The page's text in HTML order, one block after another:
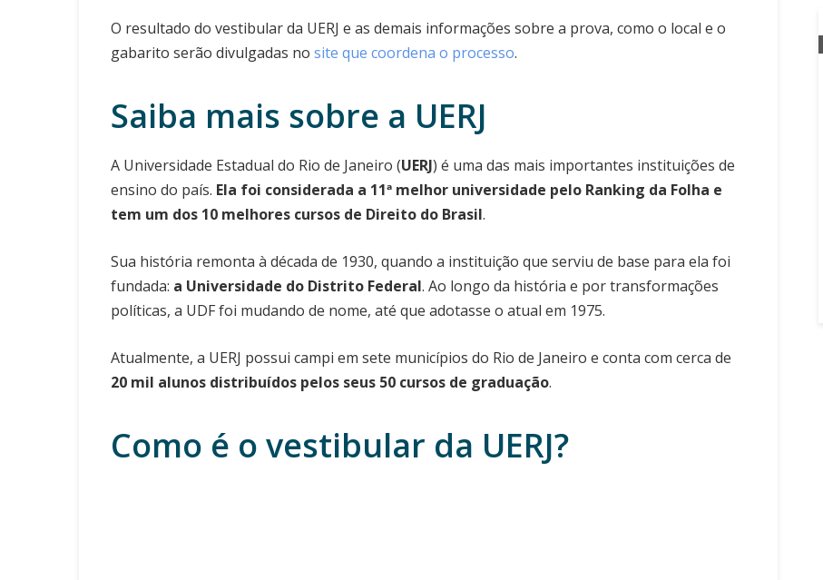
O resultado do vestibular da UERJ e as demais informações sobre a prova, como o local e o
gabarito serão divulgadas no site que coordena o processo.
Saiba mais sobre a UERJ
A Universidade Estadual do Rio de Janeiro (UERJ) é uma das mais importantes instituições de
ensino do país. Ela foi considerada a 11ª melhor universidade pelo Ranking da Folha e
tem um dos 10 melhores cursos de Direito do Brasil.
Sua história remonta à década de 1930, quando a instituição que serviu de base para ela foi
fundada: a Universidade do Distrito Federal. Ao longo da história e por transformações
políticas, a UDF foi mudando de nome, até que adotasse o atual em 1975.
Atualmente, a UERJ possui campi em sete municípios do Rio de Janeiro e conta com cerca de
20 mil alunos distribuídos pelos seus 50 cursos de graduação.
Como é o vestibular da UERJ?